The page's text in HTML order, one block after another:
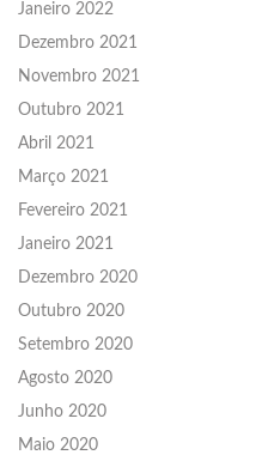
Janeiro 2022
Dezembro 2021
Novembro 2021
Outubro 2021
Abril 2021
Março 2021
Fevereiro 2021
Janeiro 2021
Dezembro 2020
Outubro 2020
Setembro 2020
Agosto 2020
Junho 2020
Maio 2020